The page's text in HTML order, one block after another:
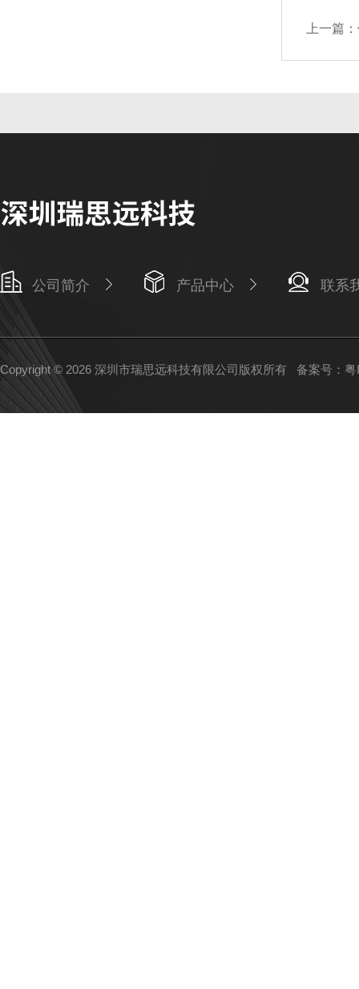
上一篇：
公司简介 产品中心 联系
Copyright © 2026 深圳市瑞思远科技有限公司版权所有 备案号：